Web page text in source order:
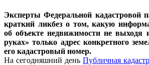
Эксперты Федеральной кадастровой
краткий ликбез о том, какую
об объекте недвижимости не выходя
руках» только адрес конкретного
его кадастровый номер.
На сегодняшний день Публичная